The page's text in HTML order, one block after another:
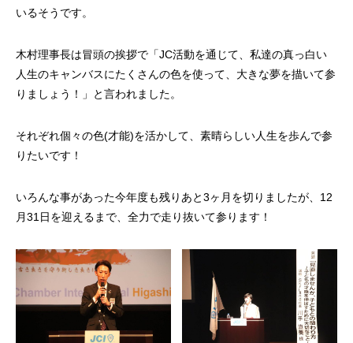
いるそうです。
木村理事長は冒頭の挨拶で「JC活動を通じて、私達の真っ白い
人生のキャンバスにたくさんの色を使って、大きな夢を描いて参
りましょう！」と言われました。
それぞれ個々の色(才能)を活かして、素晴らしい人生を歩んで参
りたいです！
いろんな事があった今年度も残りあと3ヶ月を切りましたが、12
月31日を迎えるまで、全力で走り抜いて参ります！